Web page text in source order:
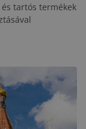
tartós termékek